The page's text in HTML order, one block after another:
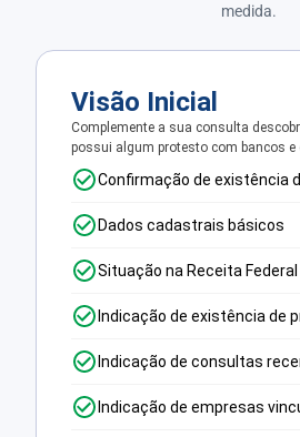
medida.
Visão Inicial
Complemente a sua consulta
possui algum protesto com bancos e
Confirmação de existência
Dados cadastrais básicos
Situação na Receita Federal
Indicação de existência de
Indicação de consultas
Indicação de empresas